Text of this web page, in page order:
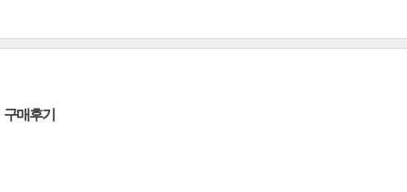
구매후기